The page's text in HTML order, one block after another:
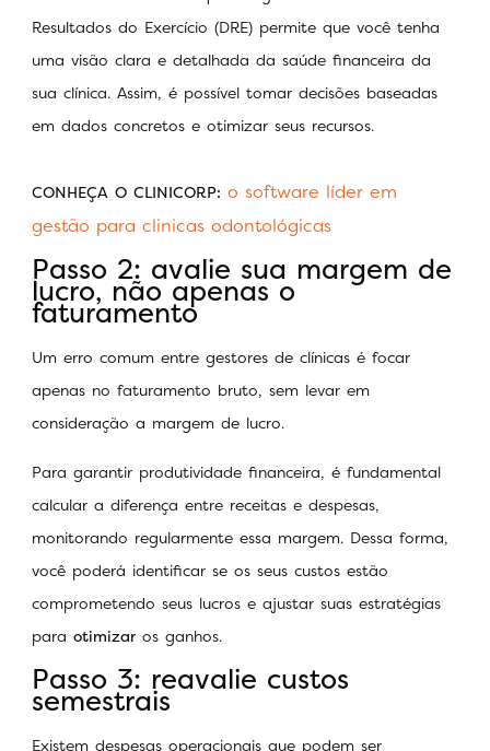
Resultados do Exercício (DRE) permite que você tenha
uma visão clara e detalhada da saúde financeira da
sua clínica. Assim, é possível tomar decisões baseadas
em dados concretos e otimizar seus recursos.
CONHEÇA O CLINICORP: o software líder em
gestão para clinicas odontológicas
Passo 2: avalie sua margem de
lucro, não apenas o
faturamento
Um erro comum entre gestores de clínicas é focar
apenas no faturamento bruto, sem levar em
consideração a margem de lucro.
Para garantir produtividade financeira, é fundamental
calcular a diferença entre receitas e despesas,
monitorando regularmente essa margem. Dessa forma,
você poderá identificar se os seus custos estão
comprometendo seus lucros e ajustar suas estratégias
para otimizar os ganhos.
Passo 3: reavalie custos
semestrais
Existem despesas operacionais que podem ser